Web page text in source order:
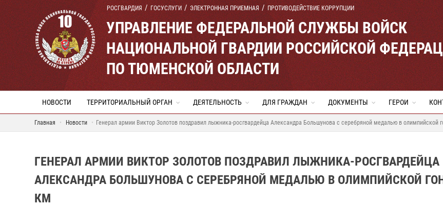
РОСГВАРДИЯ ГОСУСЛУГИ ЭЛЕКТРОННАЯ ПРИЕМНАЯ ПРОТИВОДЕЙСТВИЕ КОРРУПЦИИ
УПРАВЛЕНИЕ ФЕДЕРАЛЬНОЙ СЛУЖБЫ ВОЙСК
НАЦИОНАЛЬНОЙ ГВАРДИИ РОССИЙСКОЙ
ПО ТЮМЕНСКОЙ ОБЛАСТИ
НОВОСТИ ТЕРРИТОРИАЛЬНЫЙ ОРГАН ДЕЯТЕЛЬНОСТЬ ДЛЯ ГРАЖДАН ДОКУМЕНТЫ ГЕРОИ
Главная Новости Генерал армии Виктор Золотов поздравил лыжника-росгвардейца Александра Большунова с серебряной медалью в олимпийской
ГЕНЕРАЛ АРМИИ ВИКТОР ЗОЛОТОВ ПОЗДРАВИЛ ЛЫЖНИКА-РОСГВАРДЕЙЦА
АЛЕКСАНДРА БОЛЬШУНОВА С СЕРЕБРЯНОЙ МЕДАЛЬЮ В ОЛИМПИЙСКОЙ
КМ